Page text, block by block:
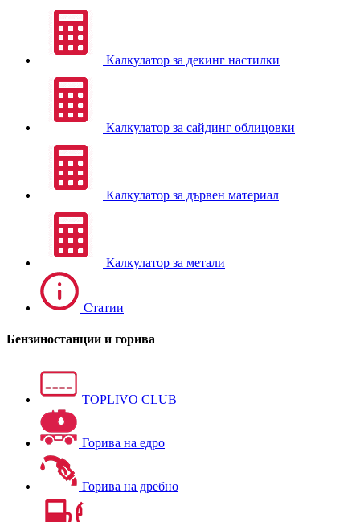
Калкулатор за декинг настилки
Калкулатор за сайдинг облицовки
Калкулатор за дървен материал
Калкулатор за метали
Статии
Бензиностанции и горива
TOPLIVO CLUB
Горива на едро
Горива на дребно